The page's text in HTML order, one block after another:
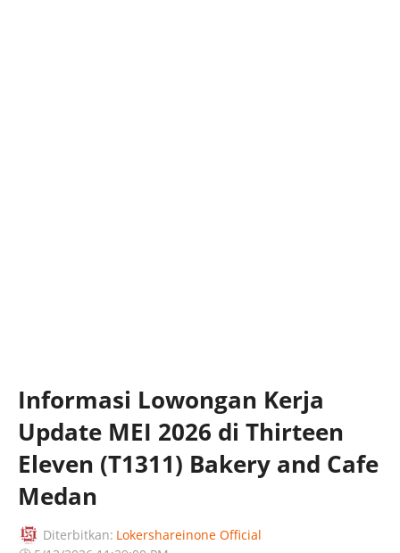
Informasi Lowongan Kerja
Update MEI 2026 di Thirteen
Eleven (T1311) Bakery and Cafe
Medan
Diterbitkan: Lokershareinone Official